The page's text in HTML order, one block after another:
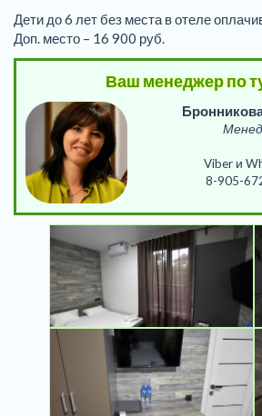
Дети до 6 лет без места в отеле
Доп. место – 16 900 руб.
Ваш менеджер по
Viber и
8-905-